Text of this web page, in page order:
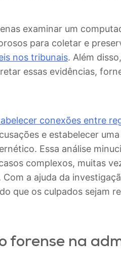
examinar um
para coletar e
nos tribunais. Além
essas evidências,
conexões entre
e estabelecer
Essa análise
complexos, muitas
a ajuda da
que os culpados sejam
forense na